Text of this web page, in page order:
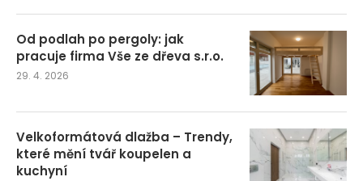
Od podlah po pergoly: jak
pracuje firma Vše ze dřeva s.r.o.
29. 4. 2026
Velkoformátová dlažba – Trendy,
které mění tvář koupelen a
kuchyní